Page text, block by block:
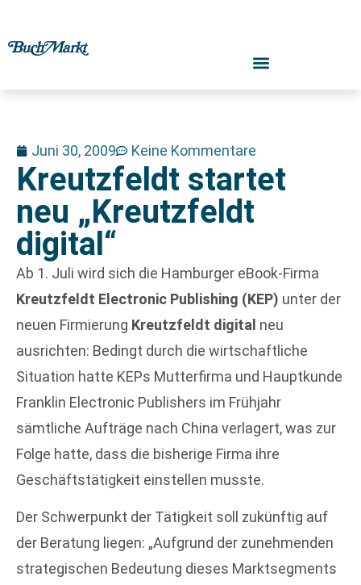
Juni 30, 2009 Keine Kommentare
Kreutzfeldt startet
neu „Kreutzfeldt
digital“
Ab 1. Juli wird sich die Hamburger eBook-Firma
Kreutzfeldt Electronic Publishing (KEP) unter der
neuen Firmierung Kreutzfeldt digital neu
ausrichten: Bedingt durch die wirtschaftliche
Situation hatte KEPs Mutterfirma und Hauptkunde
Franklin Electronic Publishers im Frühjahr
sämtliche Aufträge nach China verlagert, was zur
Folge hatte, dass die bisherige Firma ihre
Geschäftstätigkeit einstellen musste.
Der Schwerpunkt der Tätigkeit soll zukünftig auf
der Beratung liegen: „Aufgrund der zunehmenden
strategischen Bedeutung dieses Marktsegments